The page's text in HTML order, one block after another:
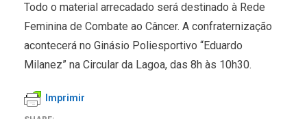
Todo o material arrecadado será destinado à Rede
Feminina de Combate ao Câncer. A confraternização
acontecerá no Ginásio Poliesportivo “Eduardo
Milanez” na Circular da Lagoa, das 8h às 10h30.
Imprimir